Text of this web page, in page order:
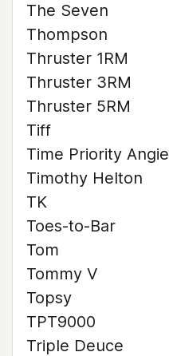
The Seven
Thompson
Thruster 1RM
Thruster 3RM
Thruster 5RM
Tiff
Time Priority Angie
Timothy Helton
TK
Toes-to-Bar
Tom
Tommy V
Topsy
TPT9000
Triple Deuce